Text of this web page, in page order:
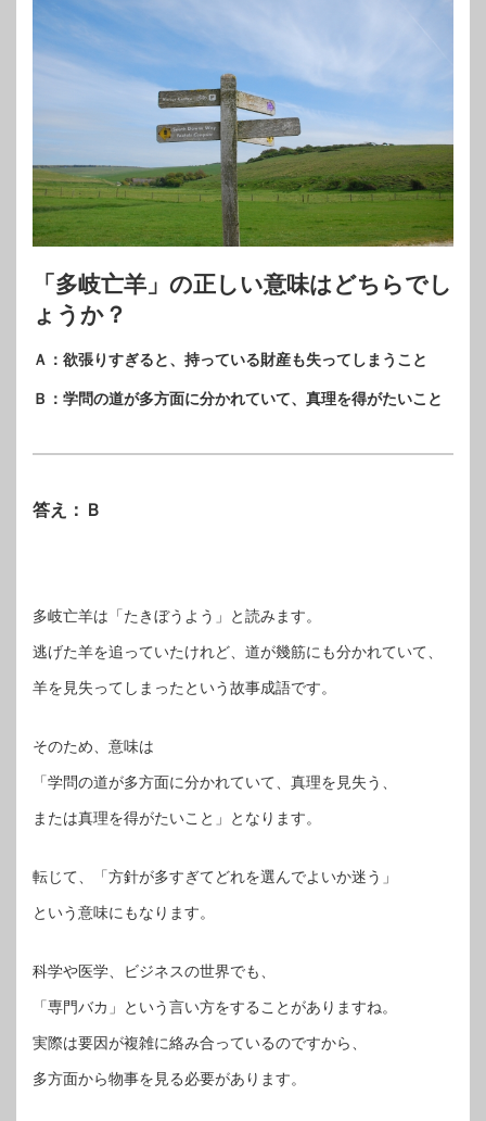
「多岐亡羊」の正しい意味はどちらでし
ょうか？
Ａ：欲張りすぎると、持っている財産も失ってしまうこと
Ｂ：学問の道が多方面に分かれていて、真理を得がたいこと
答え：Ｂ
多岐亡羊は「たきぼうよう」と読みます。
逃げた羊を追っていたけれど、道が幾筋にも分かれていて、
羊を見失ってしまったという故事成語です。
そのため、意味は
「学問の道が多方面に分かれていて、真理を見失う、
または真理を得がたいこと」となります。
転じて、「方針が多すぎてどれを選んでよいか迷う」
という意味にもなります。
科学や医学、ビジネスの世界でも、
「専門バカ」という言い方をすることがありますね。
実際は要因が複雑に絡み合っているのですから、
多方面から物事を見る必要があります。